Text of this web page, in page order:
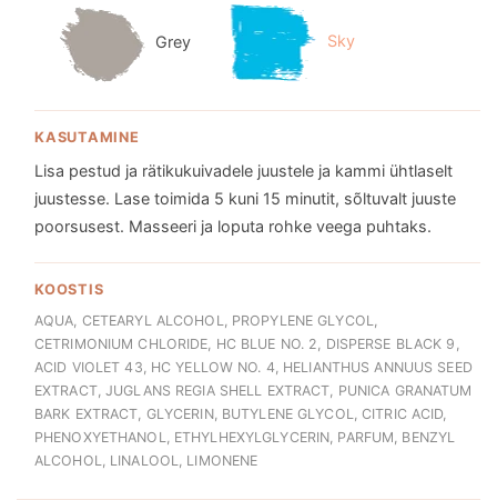
Grey Sky
KASUTAMINE
Lisa pestud ja rätikukuivadele juustele ja kammi ühtlaselt
juustesse. Lase toimida 5 kuni 15 minutit, sõltuvalt juuste
poorsusest. Masseeri ja loputa rohke veega puhtaks.
KOOSTIS
AQUA, CETEARYL ALCOHOL, PROPYLENE GLYCOL,
CETRIMONIUM CHLORIDE, HC BLUE NO. 2, DISPERSE BLACK 9,
ACID VIOLET 43, HC YELLOW NO. 4, HELIANTHUS ANNUUS SEED
EXTRACT, JUGLANS REGIA SHELL EXTRACT, PUNICA GRANATUM
BARK EXTRACT, GLYCERIN, BUTYLENE GLYCOL, CITRIC ACID,
PHENOXYETHANOL, ETHYLHEXYLGLYCERIN, PARFUM, BENZYL
ALCOHOL, LINALOOL, LIMONENE